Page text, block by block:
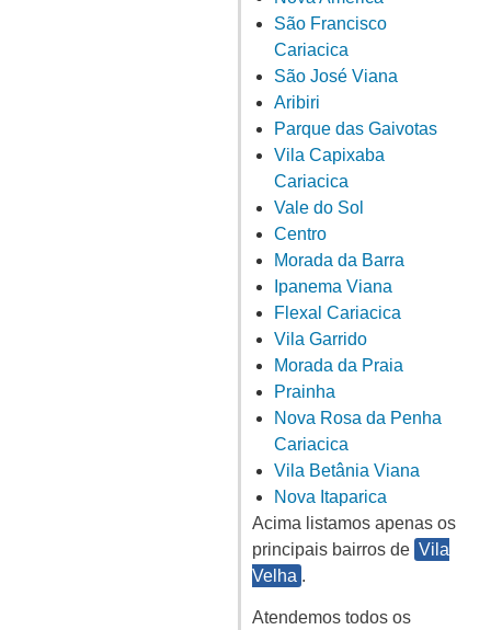
São Francisco
Cariacica
São José Viana
Aribiri
Parque das Gaivotas
Vila Capixaba
Cariacica
Vale do Sol
Centro
Morada da Barra
Ipanema Viana
Flexal Cariacica
Vila Garrido
Morada da Praia
Prainha
Nova Rosa da Penha
Cariacica
Vila Betânia Viana
Nova Itaparica
Acima listamos apenas os
principais bairros de Vila
Velha .
Atendemos todos os